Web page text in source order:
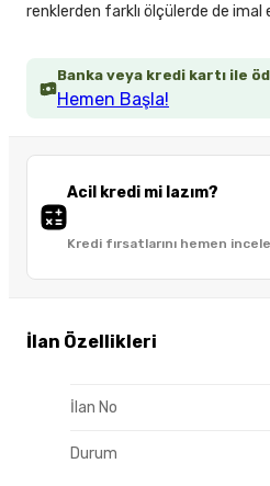
Banka veya kredi kartı ile
Hemen Başla!
Acil kredi mi lazım?
Kredi fırsatlarını hemen
İlan Özellikleri
İlan No
Durum
renklerden farklı ölçülerde de imal